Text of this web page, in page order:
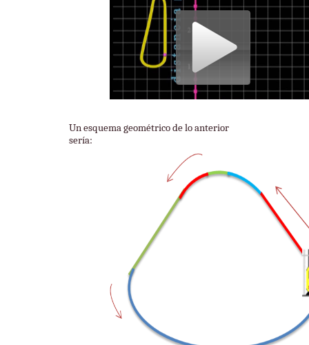
Un esquema geométrico de lo anterior
sería: